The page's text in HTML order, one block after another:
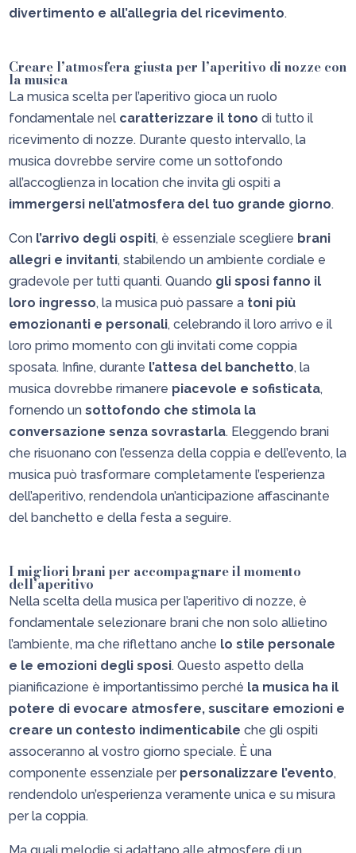
divertimento e all’allegria del ricevimento.
Creare l’atmosfera giusta per l’aperitivo di nozze con
la musica
La musica scelta per l’aperitivo gioca un ruolo
fondamentale nel caratterizzare il tono di tutto il
ricevimento di nozze. Durante questo intervallo, la
musica dovrebbe servire come un sottofondo
all’accoglienza in location che invita gli ospiti a
immergersi nell’atmosfera del tuo grande giorno.
Con l’arrivo degli ospiti, è essenziale scegliere brani
allegri e invitanti, stabilendo un ambiente cordiale e
gradevole per tutti quanti. Quando gli sposi fanno il
loro ingresso, la musica può passare a toni più
emozionanti e personali, celebrando il loro arrivo e il
loro primo momento con gli invitati come coppia
sposata. Infine, durante l’attesa del banchetto, la
musica dovrebbe rimanere piacevole e sofisticata,
fornendo unsottofondo che stimola la
conversazione senza sovrastarla. Eleggendo brani
che risuonano con l’essenza della coppia e dell’evento, la
musica può trasformare completamente l’esperienza
dell’aperitivo, rendendola un’anticipazione affascinante
del banchetto e della festa a seguire.
I migliori brani per accompagnare il momento
dell’aperitivo
Nella scelta della musica per l’aperitivo di nozze, è
fondamentale selezionare brani che non solo allietino
l’ambiente, ma che riflettano anche lo stile personale
e le emozioni degli sposi. Questo aspetto della
pianificazione è importantissimo perché la musica ha il
potere di evocare atmosfere, suscitare emozioni e
creare un contesto indimenticabile che gli ospiti
assoceranno al vostro giorno speciale. È una
componente essenziale per personalizzare l’evento,
rendendolo un’esperienza veramente unica e su misura
per la coppia.